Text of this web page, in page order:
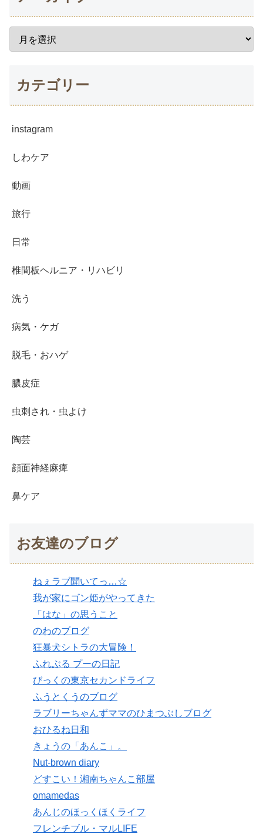
カテゴリー
instagram
しわケア
動画
旅行
日常
椎間板ヘルニア・リハビリ
洗う
病気・ケガ
脱毛・おハゲ
膿皮症
虫刺され・虫よけ
陶芸
顔面神経麻痺
鼻ケア
お友達のブログ
ねぇラブ聞いてっ…☆
我が家にゴン姫がやってきた
「はな」の思うこと
のわのブログ
狂暴犬シトラの大冒険！
ふれぶる プーの日記
びっくの東京セカンドライフ
ふうとくうのブログ
ラブリーちゃんずママのひまつぶしブログ
おひるね日和
きょうの「あんこ」。
Nut-brown diary
どすこい！湘南ちゃんこ部屋
omamedas
あんじのほっくほくライフ
フレンチブル・マルLIFE